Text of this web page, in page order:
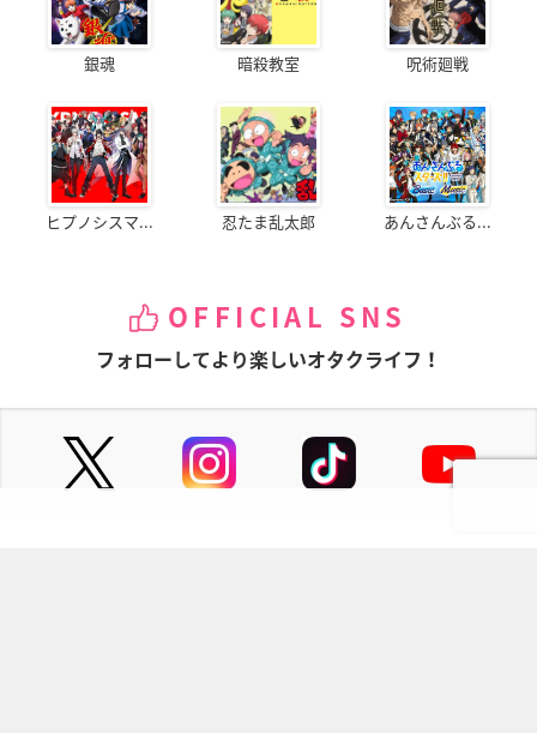
銀魂 暗殺教室 呪術廻戦
ヒプノシスマ... 忍たま乱太郎 あんさんぶる...
OFFICIAL SNS
フォローしてより楽しいオタクライフ！